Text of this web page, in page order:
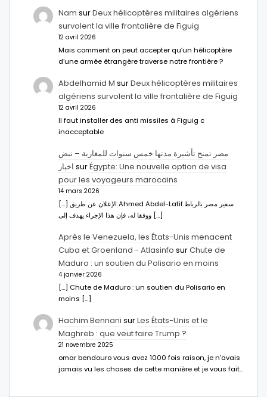
Nam surDeux hélicoptères militaires algériens
survolent la ville frontalière de Figuig
12 avril 2026
Mais comment on peut accepter qu’un hélicoptère
d’une armée étrangère traverse notre frontière ?
Abdelhamid M surDeux hélicoptères militaires
algériens survolent la ville frontalière de Figuig
12 avril 2026
Il faut installer des anti missiles à Figuig c
inacceptable
مصر تمنح تأشيرة مدتها خمس سنوات للمغاربة – نبض
اخبار surÉgypte: Une nouvelle option de visa
pour les voyageurs marocains
14 mars 2026
[…] الإعلان عن طريق Ahmed Abdel-Latifسفير مصر بالرباط.
ووفقا له، فإن هذا الإجراء يهدف إلى […]
Après le Venezuela, les États-Unis menacent
Cuba et Groenland - Atlasinfo surChute de
Maduro : un soutien du Polisario en moins
4 janvier 2026
[…] Chute de Maduro : un soutien du Polisario en
moins […]
Hachim Bennani surLes États-Unis et le
Maghreb : que veut faire Trump ?
21 novembre 2025
omar bendouro vous avez 1000 fois raison, je n'avais
jamais vu les choses de cette manière et je vous fait…